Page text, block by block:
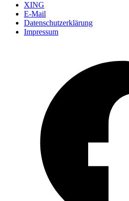
XING
E-Mail
Datenschutzerklärung
Impressum